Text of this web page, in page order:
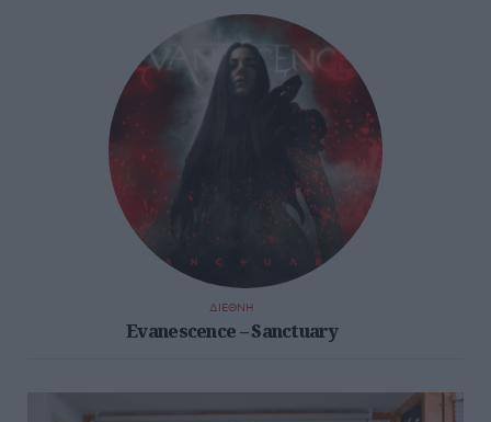
ΔΙΕΘΝΗ
Evanescence – Sanctuary